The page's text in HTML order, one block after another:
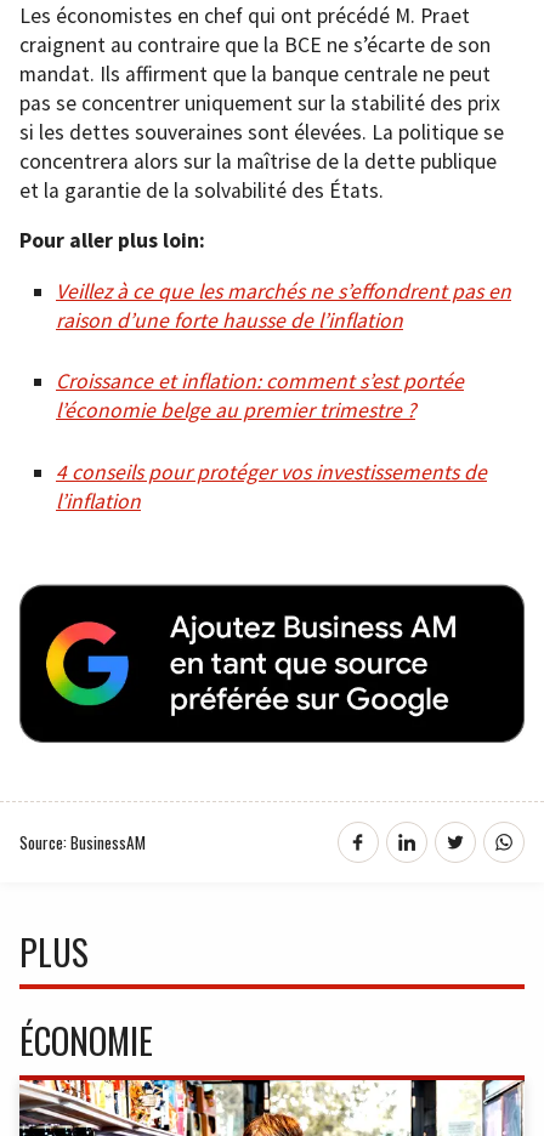
Les économistes en chef qui ont précédé M. Praet
craignent au contraire que la BCE ne s’écarte de son
mandat. Ils affirment que la banque centrale ne peut
pas se concentrer uniquement sur la stabilité des prix
si les dettes souveraines sont élevées. La politique se
concentrera alors sur la maîtrise de la dette publique
et la garantie de la solvabilité des États.
Pour aller plus loin:
Veillez à ce que les marchés ne s’effondrent pas en
raison d’une forte hausse de l’inflation
Croissance et inflation: comment s’est portée
l’économie belge au premier trimestre ?
4 conseils pour protéger vos investissements de
l’inflation
Source: BusinessAM
PLUS
ÉCONOMIE